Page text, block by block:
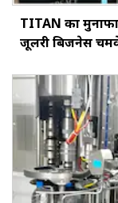
TITAN का
जूलरी बिजनेस